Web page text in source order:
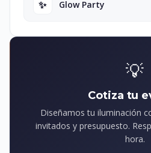
✨ Glow Party
💡
Cotiza tu
Diseñamos tu iluminación
invitados y presupuesto.
hora.